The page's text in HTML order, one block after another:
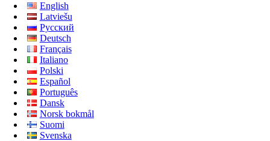
English
Latviešu
Русский
Deutsch
Français
Italiano
Polski
Español
Português
Dansk
Norsk bokmål
Suomi
Svenska